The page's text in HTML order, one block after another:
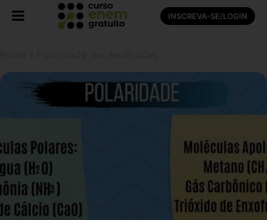
INSCREVA-SE/LOGIN